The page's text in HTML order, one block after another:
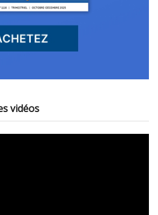
vidéos